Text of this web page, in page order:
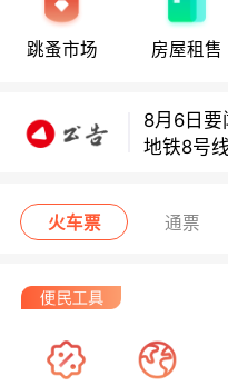
跳蚤市场 房屋租售
炉！
巴黎地铁
8月6日要
地铁8号
巴黎地铁
火车票 通票